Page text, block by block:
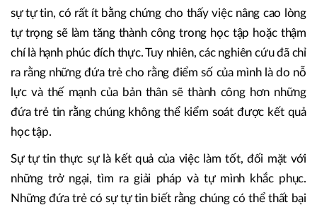
sự tự tin, có rất ít bằng chứng cho thấy việc nâng cao lòng
tự trọng sẽ làm tăng thành công trong học tập hoặc thậm
chí là hạnh phúc đích thực. Tuy nhiên, các nghiên cứu đã chỉ
ra rằng những đứa trẻ cho rằng điểm số của mình là do nỗ
lực và thế mạnh của bản thân sẽ thành công hơn những
đứa trẻ tin rằng chúng không thể kiểm soát được kết quả
học tập.
Sự tự tin thực sự là kết quả của việc làm tốt, đối mặt với
những trở ngại, tìm ra giải pháp và tự mình khắc phục.
Những đứa trẻ có sự tự tin biết rằng chúng có thể thất bại